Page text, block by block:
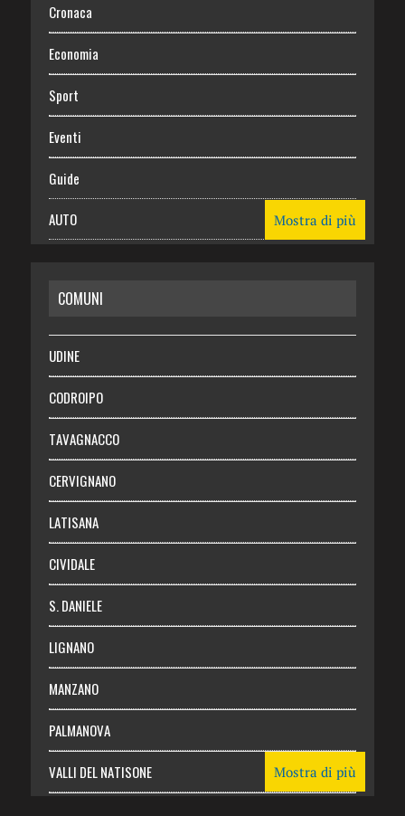
Cronaca
Economia
Sport
Eventi
Guide
AUTO
RISPARMIO
SALUTE
Necrologie
Chi siamo
Abbonati
Login
Mostra di più
COMUNI
UDINE
CODROIPO
TAVAGNACCO
CERVIGNANO
LATISANA
CIVIDALE
S. DANIELE
LIGNANO
MANZANO
PALMANOVA
VALLI DEL NATISONE Mostra di più